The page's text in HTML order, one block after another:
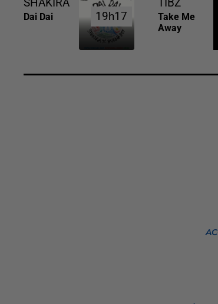
SHAKIRA
Dai Dai 19h17
19h17
TIBZ
Take Me
Away